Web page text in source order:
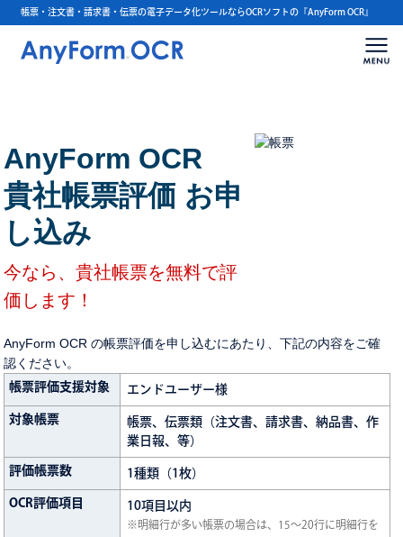
帳票・注文書・請求書・伝票の電子データ化ツールならOCRソフトの『AnyForm OCR』
AnyForm OCR
貴社帳票評価 お申
し込み
今なら、貴社帳票を無料で評
価します！
AnyForm OCR の帳票評価を申し込むにあたり、下記の内容をご確
認ください。
帳票評価支援対象 エンドユーザー様
対象帳票
帳票、伝票類（注文書、請求書、納品書、作
業日報、等）
評価帳票数 1種類（1枚）
OCR評価項目 10項目以内
※明細行が多い帳票の場合は、15～20行に明細行を